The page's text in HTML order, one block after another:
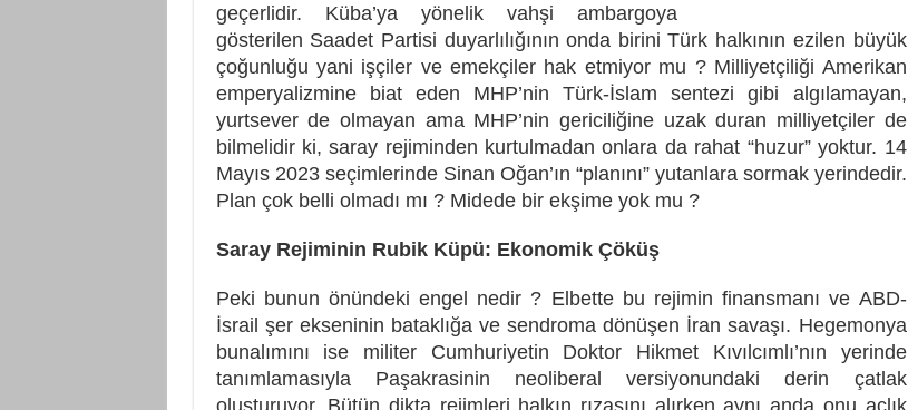
geçerlidir. Küba’ya yönelik vahşi ambargoya
gösterilen Saadet Partisi duyarlılığının onda birini Türk halkının ezilen büyük
çoğunluğu yani işçiler ve emekçiler hak etmiyor mu ? Milliyetçiliği Amerikan
emperyalizmine biat eden MHP’nin Türk-İslam sentezi gibi algılamayan,
yurtsever de olmayan ama MHP’nin gericiliğine uzak duran milliyetçiler de
bilmelidir ki, saray rejiminden kurtulmadan onlara da rahat “huzur” yoktur. 14
Mayıs 2023 seçimlerinde Sinan Oğan’ın “planını” yutanlara sormak yerindedir.
Plan çok belli olmadı mı ? Midede bir ekşime yok mu ?
Saray Rejiminin Rubik Küpü: Ekonomik Çöküş
Peki bunun önündeki engel nedir ? Elbette bu rejimin finansmanı ve ABD-
İsrail şer ekseninin bataklığa ve sendroma dönüşen İran savaşı. Hegemonya
bunalımını ise militer Cumhuriyetin Doktor Hikmet Kıvılcımlı’nın yerinde
tanımlamasıyla Paşakrasinin neoliberal versiyonundaki derin çatlak